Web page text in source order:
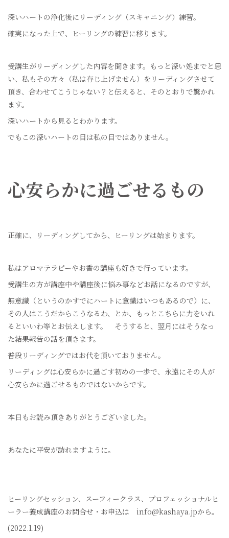
深いハートの浄化後にリーディング（スキャニング）練習。
確実になった上で、ヒーリングの練習に移ります。
受講生がリーディングした内容を聞きます。もっと深い処までと思
い、私もその方々（私は存じ上げません）をリーディングさせて
頂き、合わせてこうじゃない？と伝えると、そのとおりで驚かれ
ます。
深いハートから見るとわかります。
でもこの深いハートの目は私の目ではありません。
心安らかに過ごせるもの
正確に、リーディングしてから、ヒーリングは始まります。
私はアロマテラピーやお香の講座も好きで行っています。
受講生の方が講座中や講座後に悩み事などお話になるのですが、
無意識（というのかすでにハートに意識はいつもあるので）に、
その人はこうだからこうなるわ、とか、もっとこちらに力をいれ
るといいわ等とお伝えします。 そうすると、翌月にはそうなっ
た結果報告の話を頂きます。
普段リーディングではお代を頂いておりません。
リーディングは心安らかに過ごす初めの一歩で、永遠にその人が
心安らかに過ごせるものではないからです。
本日もお読み頂きありがとうございました。
あなたに平安が訪れますように。
ヒーリングセッション、スーフィークラス、プロフェッショナルヒ
ーラー養成講座のお問合せ・お申込は info@kashaya.jpから。
(2022.1.19)